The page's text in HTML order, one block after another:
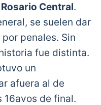
Central.
se suelen dar
penales. Sin
fue distinta.
un
afuera al de
16avos de final.